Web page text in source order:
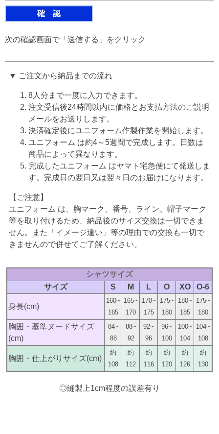
次の確認画面で「送信する」をクリック
▼ ご注文から納品までの流れ
8人分まで一度に入力できます。
注文受信後24時間以内に価格とお支払方法のご説明
メールをお送りします。
決済確定後にユニフォーム作製作業を開始します。
ユニフォーム は約4～5週間で完成します。日数は
商品によって異なります。
完成したユニフォーム はヤマト宅急便にて発送しま
す。完成日の翌日又は翌々日のお届けになります。
【ご注意】
ユニフォーム は、胸マーク、番号、ライン、帽子マーク
等を取り付けるため、納品後のサイズ交換は一切できま
せん。また「イメージ違い」等の理由での交換も一切で
きませんので併せてご了解ください。
シャツサイズ
サイズ
S M L O XO O-6
身長(cm)
160~
165
165~
170
170~
175
175~
180
180~
185
175~
180
胸囲・基準ヌードサイズ
(cm)
84~
88
88~
92
92~
96
96~
100
100~
104
104~
108
胸囲・仕上がりサイズ(cm)
約
108
約
112
約
116
約
120
約
126
約
130
◎縫製上1cm程度の誤差有り